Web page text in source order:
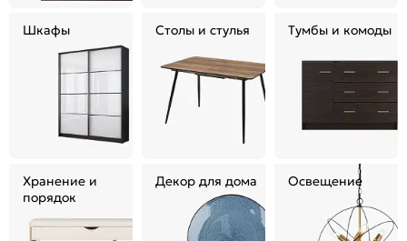
Шкафы Столы и стулья Тумбы и комоды
Хранение и
порядок
Декор для дома Освещение